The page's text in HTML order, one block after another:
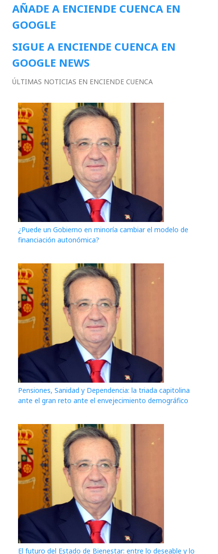
AÑADE A ENCIENDE CUENCA EN
GOOGLE
SIGUE A ENCIENDE CUENCA EN
GOOGLE NEWS
ÚLTIMAS NOTICIAS EN ENCIENDE CUENCA
¿Puede un Gobierno en minoría cambiar el modelo de
financiación autonómica?
Pensiones, Sanidad y Dependencia: la triada capitolina
ante el gran reto ante el envejecimiento demográfico
El futuro del Estado de Bienestar: entre lo deseable y lo